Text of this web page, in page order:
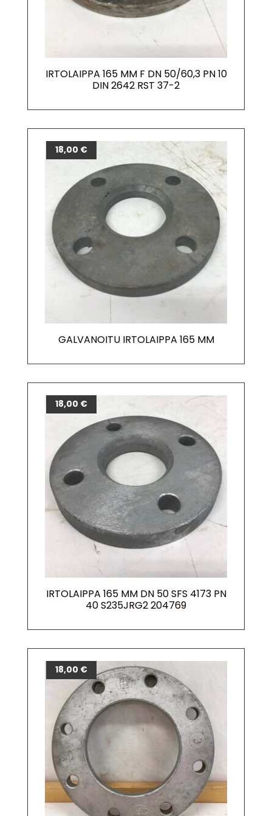
IRTOLAIPPA 165 MM F DN 50/60,3 PN 10
DIN 2642 RST 37-2
GALVANOITU IRTOLAIPPA 165 MM
18,00 €
IRTOLAIPPA 165 MM DN 50 SFS 4173 PN
40 S235JRG2 204769
18,00 €
18,00 €